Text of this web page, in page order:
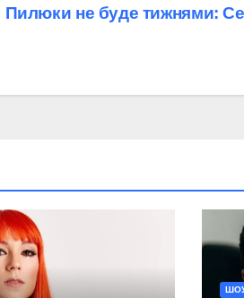
Пилюки не буде тижнями: